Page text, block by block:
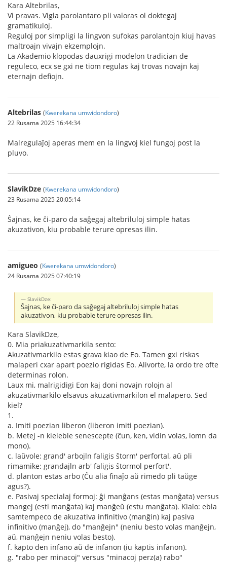
Kara Altebrilas,
Vi pravas. Vigla parolantaro pli valoras ol doktegaj
gramatikuloj.
Reguloj por simpligi la lingvon sufokas parolantojn kiuj havas
maltroajn vivajn ekzemplojn.
La Akademio klopodas dauxrigi modelon tradician de
reguleco, ecx se gxi ne tiom regulas kaj trovas novajn kaj
eternajn defiojn.
Altebrilas (Kwerekana umwidondoro)
22 Rusama 2025 16:44:34
Malregulaĵoj aperas mem en la lingvoj kiel fungoj post la
pluvo.
SlavikDze (Kwerekana umwidondoro)
23 Rusama 2025 20:05:14
Ŝajnas, ke ĉi-paro da saĝegaj altebriluloj simple hatas
akuzativon, kiu probable terure opresas ilin.
amigueo (Kwerekana umwidondoro)
24 Rusama 2025 07:40:19
SlavikDze:
Ŝajnas, ke ĉi-paro da saĝegaj altebriluloj simple hatas
akuzativon, kiu probable terure opresas ilin.
Kara SlavikDze,
0. Mia priakuzativmarkila sento:
Akuzativmarkilo estas grava kiao de Eo. Tamen gxi riskas
malaperi cxar apart poezio rigidas Eo. Alivorte, la ordo tre ofte
determinas rolon.
Laux mi, malrigidigi Eon kaj doni novajn rolojn al
akuzativmarkilo elsavus akuzativmarkilon el malapero. Sed
kiel?
1.
a. Imiti poezian liberon (liberon imiti poezian).
b. Metej -n kieleble senescepte (ĉun, ken, vidin volas, iomn da
mono).
c. laŭvole: grand' arbojln faligis ŝtorm' perfortal, aŭ pli
rimamike: grandajln arb' faligis ŝtormol perfort'.
d. planton estas arbo (Ĉu alia finaĵo aŭ rimedo pli taŭge
agus?).
e. Pasivaj specialaj formoj: ĝi manĝans (estas manĝata) versus
mangej (esti manĝata) kaj manĝeŭ (estu manĝata). Kialo: ebla
samtempeco de akuzativa infinitivo (manĝin) kaj pasiva
infinitivo (manĝej), do "manĝejn" (neniu besto volas manĝejn,
aŭ, manĝejn neniu volas besto).
f. kapto den infano aŭ de infanon (iu kaptis infanon).
g. "rabo per minacoj" versus "minacoj perz(a) rabo"